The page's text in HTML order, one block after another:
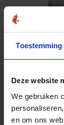
Toestemming
Deze website
We gebruiken
en om ons
Algenolie
Omega-3 DHA
EPA 70 mg
€18,50